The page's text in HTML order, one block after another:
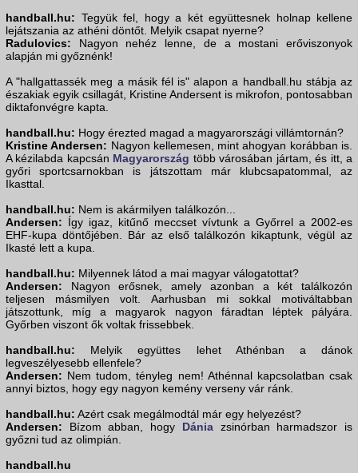
handball.hu: Tegyük fel, hogy a két együttesnek holnap kellene
lejátszania az athéni döntőt. Melyik csapat nyerne?
Radulovics: Nagyon nehéz lenne, de a mostani erőviszonyok
alapján mi győznénk!
A "hallgattassék meg a másik fél is" alapon a handball.hu stábja az
északiak egyik csillagát, Kristine Andersent is mikrofon, pontosabban
diktafonvégre kapta.
handball.hu: Hogy érezted magad a magyarországi villámtornán?
Kristine Andersen: Nagyon kellemesen, mint ahogyan korábban is.
A kézilabda kapcsán Magyarország több városában jártam, és itt, a
győri sportcsarnokban is játszottam már klubcsapatommal, az
Ikasttal.
handball.hu: Nem is akármilyen találkozón...
Andersen: Így igaz, kitűnő meccset vívtunk a Győrrel a 2002-es
EHF-kupa döntőjében. Bár az első találkozón kikaptunk, végül az
Ikasté lett a kupa.
handball.hu: Milyennek látod a mai magyar válogatottat?
Andersen: Nagyon erősnek, amely azonban a két találkozón
teljesen másmilyen volt. Aarhusban mi sokkal motiváltabban
játszottunk, míg a magyarok nagyon fáradtan léptek pályára.
Győrben viszont ők voltak frissebbek.
handball.hu: Melyik együttes lehet Athénban a dánok
legveszélyesebb ellenfele?
Andersen: Nem tudom, tényleg nem! Athénnal kapcsolatban csak
annyi biztos, hogy egy nagyon kemény verseny vár ránk.
handball.hu: Azért csak megálmodtál már egy helyezést?
Andersen: Bízom abban, hogy Dániazsinórban harmadszor is
győzni tud az olimpián.
handball.hu